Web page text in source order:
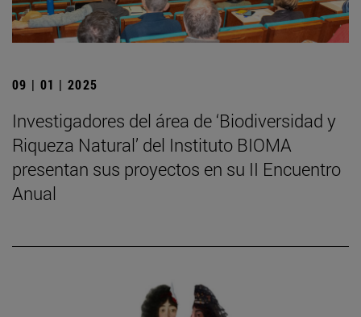
09 | 01 | 2025
Investigadores del área de ‘Biodiversidad y
Riqueza Natural’ del Instituto BIOMA
presentan sus proyectos en su II Encuentro
Anual